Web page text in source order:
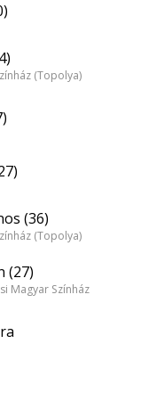
(Topolya)
(36)
(Topolya)
(27)
Magyar Színház